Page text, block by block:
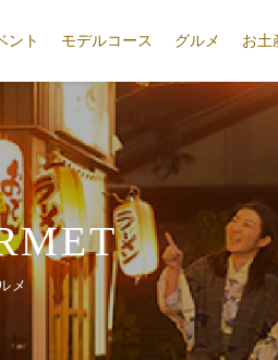
ント モデルコース グルメ お土
メ